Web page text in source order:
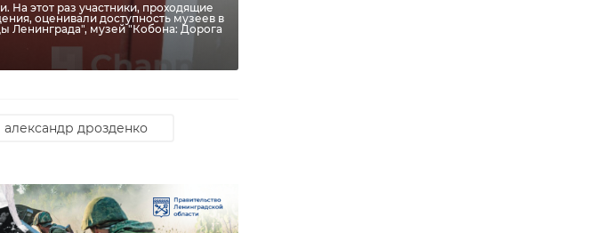
этот раз участники, проходящие
оценивали доступность музеев в
Ленинграда", музей "Кобона: Дорога
александр дрозденко
забрал
сумки
В Пулково
устоял перед
позабытыми на
эска ...